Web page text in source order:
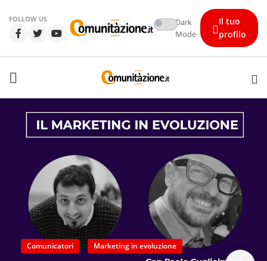
FOLLOW US
Dark
Mode
Il tuo
profilo
Comunicatori Marketing in evoluzione